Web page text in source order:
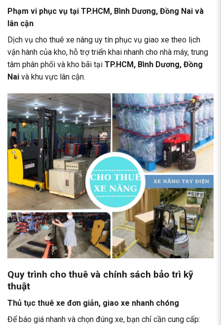
Phạm vi phục vụ tại TP.HCM, Bình Dương, Đồng Nai và
lân cận
Dịch vụ cho thuê xe nâng uy tín phục vụ giao xe theo lịch
vận hành của kho, hỗ trợ triển khai nhanh cho nhà máy, trung
tâm phân phối và kho bãi tại TP.HCM, Bình Dương, Đồng
Nai và khu vực lân cận.
Quy trình cho thuê và chính sách bảo trì kỹ
thuật
Thủ tục thuê xe đơn giản, giao xe nhanh chóng
Để báo giá nhanh và chọn đúng xe, bạn chỉ cần cung cấp: